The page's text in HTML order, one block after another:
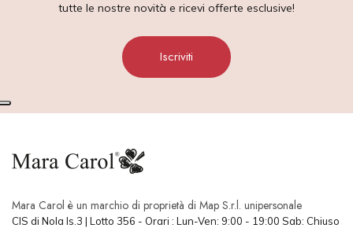
tutte le nostre novità e ricevi offerte esclusive!
Iscriviti
Mara Carol è un marchio di proprietà di Map S.r.l. unipersonale
CIS di Nola Is.3 | Lotto 356 - Orari : Lun-Ven: 9:00 - 19:00 Sab: Chiuso